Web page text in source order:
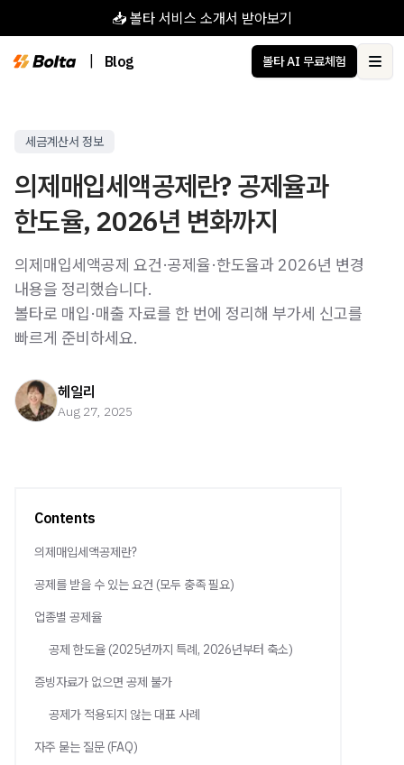
📥 볼타 서비스 소개서 받아보기
Blog 볼타 AI 무료체험
세금계산서 정보
의제매입세액공제란? 공제율과
한도율, 2026년 변화까지
의제매입세액공제 요건·공제율·한도율과 2026년 변경
내용을 정리했습니다.
볼타로 매입·매출 자료를 한 번에 정리해 부가세 신고를
빠르게 준비하세요.
헤일리
Aug 27, 2025
Contents
의제매입세액공제란?
공제를 받을 수 있는 요건 (모두 충족 필요)
업종별 공제율
공제 한도율 (2025년까지 특례, 2026년부터 축소)
증빙자료가 없으면 공제 불가
공제가 적용되지 않는 대표 사례
자주 묻는 질문 (FAQ)